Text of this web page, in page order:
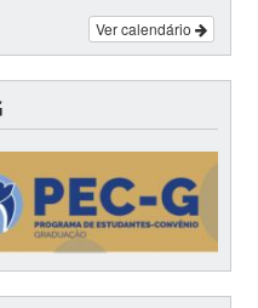
Ver calendário